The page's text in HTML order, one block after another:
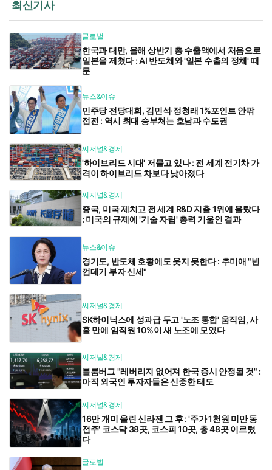
최신기사
글로벌
한국과 대만, 올해 상반기 총 수출액에서 처음으로
일본을 제쳤다 : AI 반도체와 '일본 수출의 정체' 때
문
뉴스&이슈
민주당 전당대회, 김민석·정청래 1%포인트 안팎
접전 : 역시 최대 승부처는 호남과 수도권
씨저널&경제
'하이브리드 시대' 저물고 있나 : 전 세계 전기차 가
격이 하이브리드 차보다 낮아졌다
씨저널&경제
중국, 미국 제치고 전 세계 R&D 지출 1위에 올랐다
: 미국의 규제에 '기술 자립' 총력 기울인 결과
뉴스&이슈
경기도, 반도체 호황에도 웃지 못한다 : 추미애 "빈
껍데기 부자 신세"
씨저널&경제
SK하이닉스에 성과급 두고 '노조 통합' 움직임, 사
흘 만에 임직원 10%이 새 노조에 모였다
씨저널&경제
블룸버그 "레버리지 없어져 한국 증시 안정될 것" :
아직 외국인 투자자들은 신중한 태도
씨저널&경제
16만 개미 울린 신라젠 그 후 : '주가 1천원 미만 동
전주' 코스닥 38곳, 코스피 10곳, 총 48곳 이르렀
다
글로벌